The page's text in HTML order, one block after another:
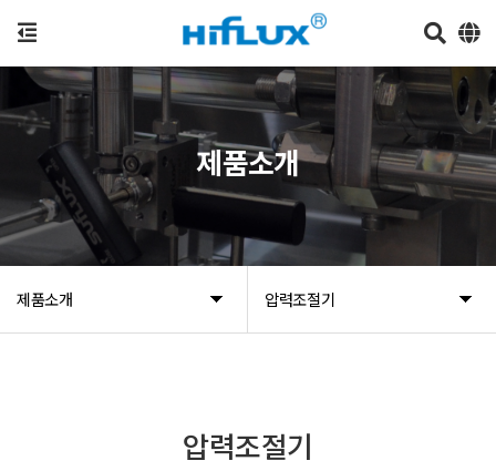
제품소개 압력조절기
제품소개
압력조절기